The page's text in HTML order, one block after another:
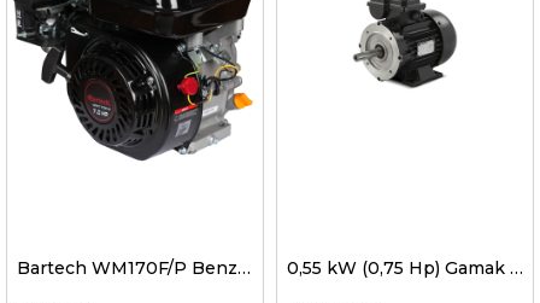
Bartech WM170F/P Benzinli Motor 7 Hp 0,55 kW (0,75 Hp) Gamak Elektrik Motoru